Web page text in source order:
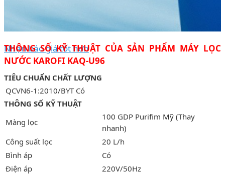
Nhận báo giá tốt hơn
THÔNG SỐ KỸ THUẬT CỦA SẢN PHẨM MÁY LỌC
NƯỚC KAROFI KAQ-U96
TIÊU CHUẨN CHẤT LƯỢNG
QCVN6-1:2010/BYT Có
THÔNG SỐ KỸ THUẬT
Màng lọc
100 GDP Purifim Mỹ (Thay
nhanh)
Công suất lọc
20 L/h
Bình áp
Có
Điện áp
220V/50Hz